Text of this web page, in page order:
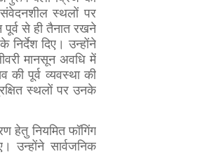
संवेदनशील स्थलों पर
से ही तैनात रखने
दिए। उन्होंने
मानसून अवधि में
की पूर्व व्यवस्था की
स्थलों पर उनके
हेतु नियमित फॉगिंग
उन्होंने सार्वजनिक